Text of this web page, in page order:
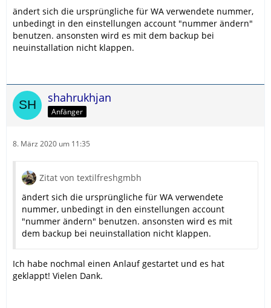
ändert sich die ursprüngliche für WA verwendete nummer,
unbedingt in den einstellungen account "nummer ändern"
benutzen. ansonsten wird es mit dem backup bei
neuinstallation nicht klappen.
shahrukhjan
Anfänger
8. März 2020 um 11:35
Zitat von textilfreshgmbh
ändert sich die ursprüngliche für WA verwendete
nummer, unbedingt in den einstellungen account
"nummer ändern" benutzen. ansonsten wird es mit
dem backup bei neuinstallation nicht klappen.
Ich habe nochmal einen Anlauf gestartet und es hat
geklappt! Vielen Dank.